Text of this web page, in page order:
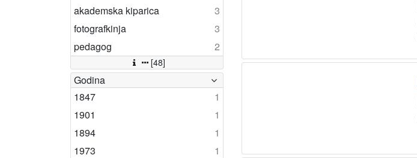
akademska kiparica
3
fotografkinja
3
pedagog
2
[48]
Godina
1847
1
1901
1
1894
1
1973
1